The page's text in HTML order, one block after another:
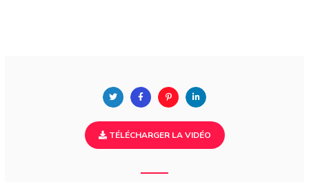
TÉLÉCHARGER LA VIDÉO